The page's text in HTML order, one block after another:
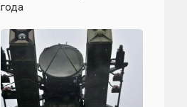
года